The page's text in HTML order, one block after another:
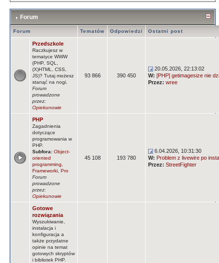
Forum
Forum Tematów Odpowiedzi Ostatni post
Przedszkole
Raczkujesz w
tematyce WWW
(PHP, SQL,
(X)HTML, CSS,
JS)? Tutaj możesz
stanąć na nogi.
Forum
prowadzone
przez:
Opiekunowie
93 866 390 450
20.05.2026, 22:13:02
W: [PHP] getimagesize nie
Przez: wree
PHP
Zagadnienia
dotyczące
programowania w
PHP.
Subfora: Object-
oriented
programming
Frameworki Pro
Forum
prowadzone
przez:
Opiekunowie
45 108 193 780
6.04.2026, 10:31:30
W: Problem z livewire po
Przez: StreetFighter
Gotowe
rozwiązania
Wyszukiwanie,
instalacja i
konfiguracja a
także przydatne
opinie na temat
gotowych skryptów
i bibliotek PHP.